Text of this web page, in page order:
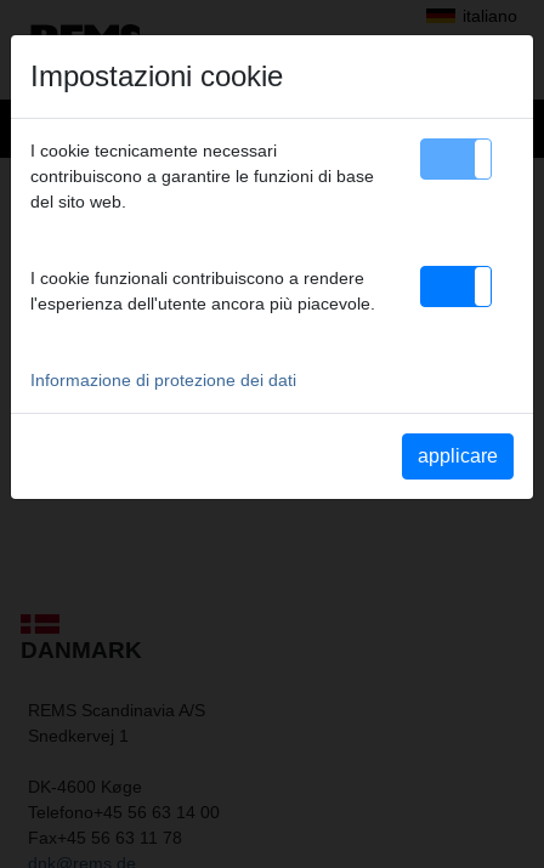
italiano
FILIALI
ČESKÁ REPUBLIKA
Nádražní 271
DANMARK
REMS Scandinavia A/S
Snedkervej 1
DK-4600 Køge
Telefono+45 56 63 14 00
Fax+45 56 63 11 78
dnk@rems.de
Impostazioni cookie
I cookie tecnicamente necessari
contribuiscono a garantire le funzioni di base
del sito web.
I cookie funzionali contribuiscono a rendere
l'esperienza dell'utente ancora più piacevole.
Informazione di protezione dei dati
applicare